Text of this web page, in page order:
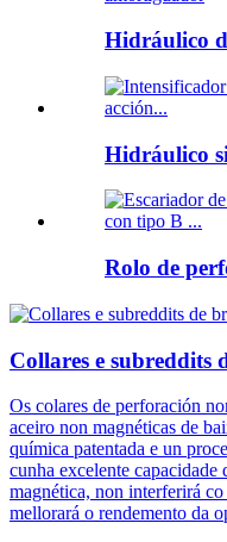
Hidráulico
Hidráulico
Rolo de
Collares e subreddits
Os colares de perforación
aceiro non magnéticas de
química patentada e un
cunha excelente
magnética, non interferirá
mellorará o rendemento da